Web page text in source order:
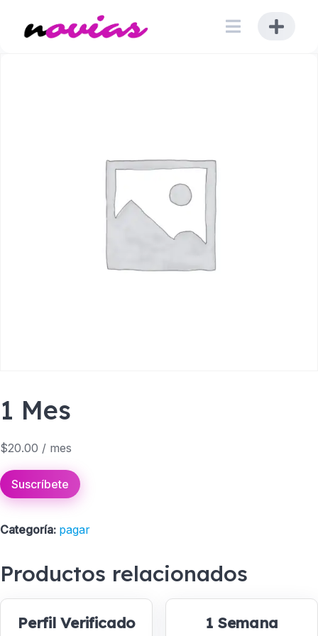
1 Mes
$20.00 / mes
Suscríbete
Categoría: pagar
Productos relacionados
Perfil Verificado 1 Semana